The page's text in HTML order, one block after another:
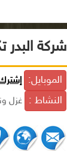
شركة
الموبايل:
النشاط : غزل